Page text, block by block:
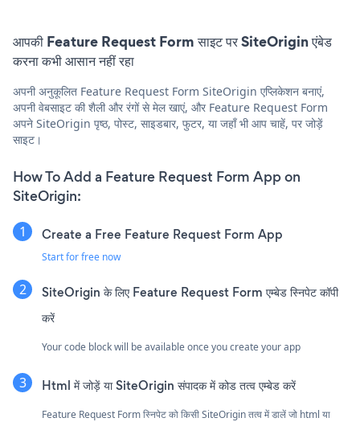
आपकी Feature Request Form साइट पर SiteOrigin एंबेड
करना कभी आसान नहीं रहा
अपनी अनुकूलित Feature Request Form SiteOrigin एप्लिकेशन बनाएं,
अपनी वेबसाइट की शैली और रंगों से मेल खाएं, और Feature Request Form
अपने SiteOrigin पृष्ठ, पोस्ट, साइडबार, फुटर, या जहाँ भी आप चाहें, पर जोड़ें
साइट।
How To Add a Feature Request Form App on
SiteOrigin:
Create a Free Feature Request Form App
Start for free now
SiteOrigin के लिए Feature Request Form एम्बेड स्निपेट कॉपी
करें
Your code block will be available once you create your app
Html में जोड़ें या SiteOrigin संपादक में कोड तत्व एम्बेड करें
Feature Request Form स्निपेट को किसी SiteOrigin तत्व में डालें जो html या